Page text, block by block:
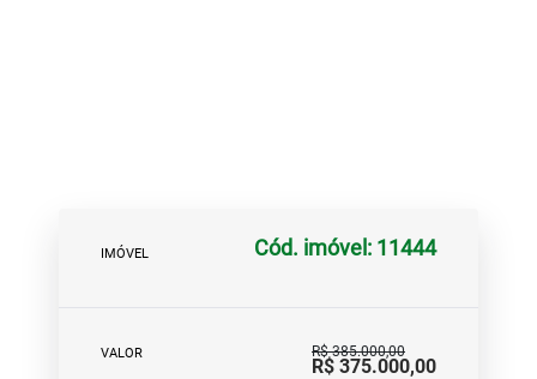
IMÓVEL Cód. imóvel: 11444
VALOR R$ 385.000,00
R$ 375.000,00